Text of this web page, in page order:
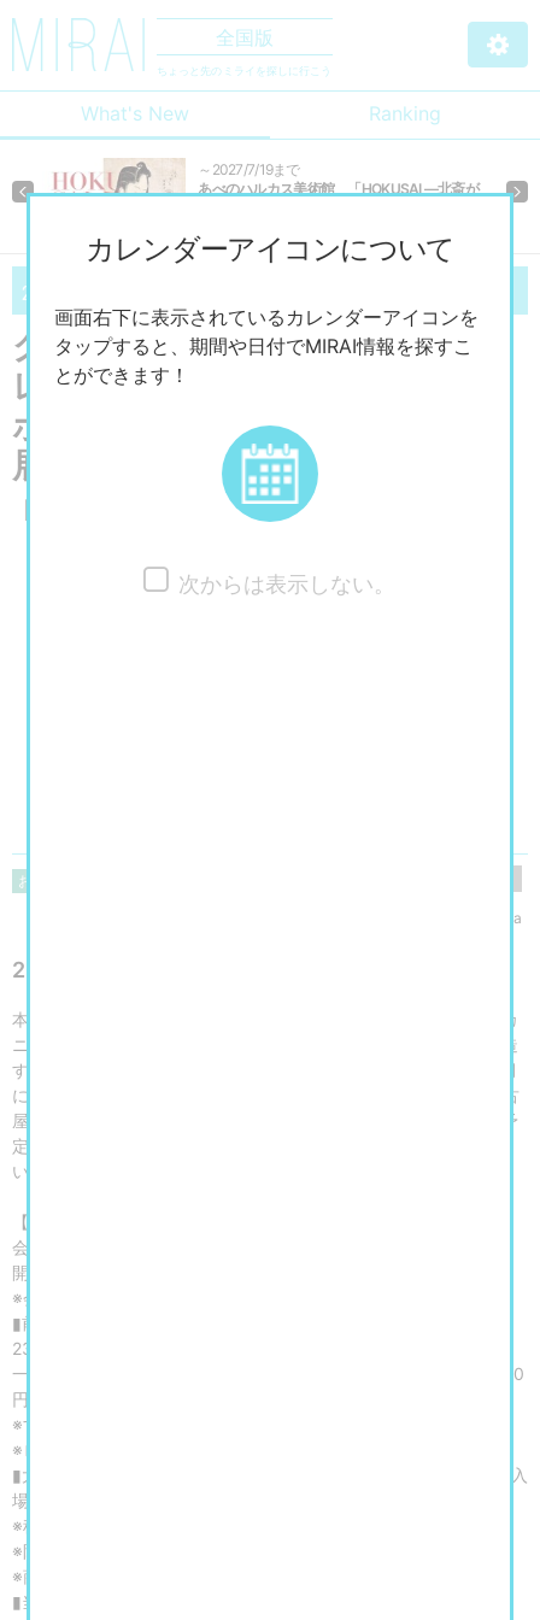
全国版
ちょっと先のミライを探しに行こう
What's New Ranking
～2027/7/19まで
あべのハルカス美術館 「HOKUSAI ―北斎が
Previous
2025
グランフロント大阪 北館B1F ナ
レッジキャピタル イベントラ
ボ 「DESIGNS 永野護デザイン
展」
【現在は終了しています】
お子様と一緒に！
yukaringosha
2025年1月 大阪での巡回展開催が決定！
本展覧会は、代表作「ファイブスター物語」やテレビアニメのメカ
ニックデザイン、キャラクターデザインなど唯一無二の世界を創造
するデザイナー・永野護の初の大型展覧会となります。2024年2月
に埼玉・ところざわサクラタウンから始まり、2024年4月には名古
屋での巡回展を実施しました。今回の巡回展では新規の展示物も予
定しています。この機会にぜひ、永野デザインを体感してくださ
い。
【開催概要】
会期：2025年1月17日(金)～2月11日(火祝)
開催時間：10：00～19：00 ※最終入場18：30
※会期中無休
▮前売券：2024年11月18日（月）10：00～2025年1月16日（木）
23：59まで
一般 2,000円／大学・専門・高校生 1,800円／中・小学生 800
円
※すべて税込
※ローソンチケットにて販売
▮大阪会場限定！グッズ付き前売入場券（アクリルクロック）どの入
場区分でも5,500円
※税込
※限定商品につき、なくなり次第終了とさせていただきます。
※商品の引き換えは開催期間中会場1階でお渡しとなります。
▮当日券：2025年1月17日（金）～2月11日（火・祝）
カレンダーアイコンについて
画面右下に表示されているカレンダーアイコンを
タップすると、期間や日付でMIRAI情報を探すこ
とができます！
次からは表示しない。